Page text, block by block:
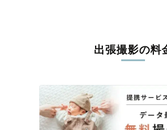
ィを身につけたプロのカメラマンが全国
ます。創業10年のノウハウを活かし、思
丁寧なレタッチで思い出を美しく仕上
撮影後は、独自の編集技術で写真の明
出張撮影の料